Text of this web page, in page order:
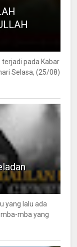
terjadi pada Kabar
Selasa, (25/08)
yang lalu ada
mba yang